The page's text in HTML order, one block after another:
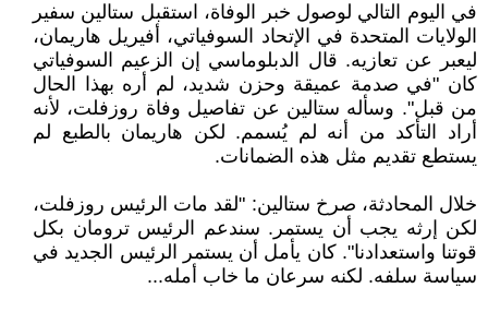
في اليوم التالي لوصول خبر الوفاة، استقبل ستالين سفير
الولايات المتحدة في الإتحاد السوفياتي، أفيريل هاريمان،
ليعبر عن تعازيه. قال الدبلوماسي إن الزعيم السوفياتي
كان "في صدمة عميقة وحزن شديد، لم أره بهذا الحال
من قبل". وسأله ستالين عن تفاصيل وفاة روزفلت، لأنه
أراد التأكد من أنه لم يُسمم. لكن هاريمان بالطبع لم
يستطع تقديم مثل هذه الضمانات.
خلال المحادثة، صرخ ستالين: "لقد مات الرئيس روزفلت،
لكن إرثه يجب أن يستمر. سندعم الرئيس ترومان بكل
قوتنا واستعدادنا". كان يأمل أن يستمر الرئيس الجديد في
سياسة سلفه. لكنه سرعان ما خاب أمله...